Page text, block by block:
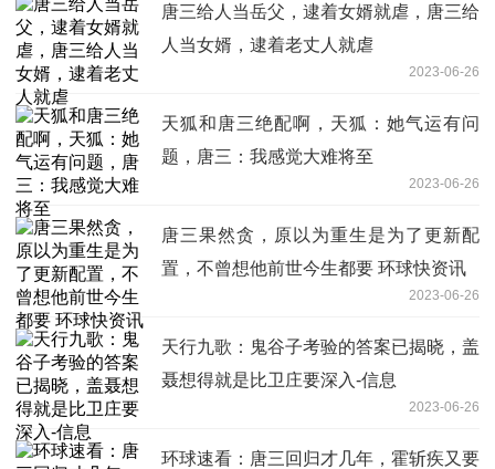
唐三给人当岳父，逮着女婿就虐，唐三给
人当女婿，逮着老丈人就虐
2023-06-26
天狐和唐三绝配啊，天狐：她气运有问
题，唐三：我感觉大难将至
2023-06-26
唐三果然贪，原以为重生是为了更新配
置，不曾想他前世今生都要 环球快资讯
2023-06-26
天行九歌：鬼谷子考验的答案已揭晓，盖
聂想得就是比卫庄要深入-信息
2023-06-26
环球速看：唐三回归才几年，霍斩疾又要